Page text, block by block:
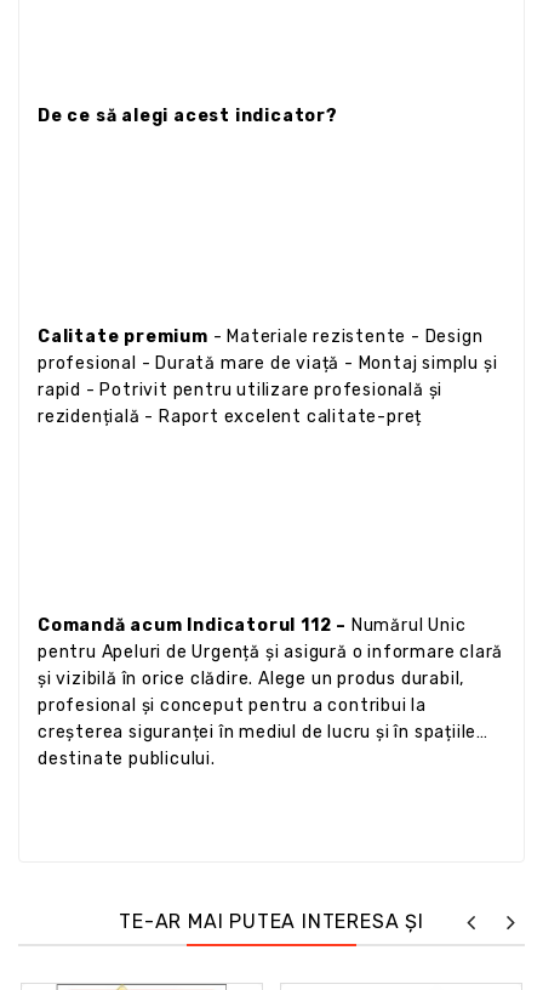
De ce să alegi acest indicator?
Calitate premium - Materiale rezistente - Design
profesional - Durată mare de viață - Montaj simplu și
rapid - Potrivit pentru utilizare profesională și
rezidențială - Raport excelent calitate-preț
Comandă acum Indicatorul 112 – Numărul Unic
pentru Apeluri de Urgență și asigură o informare clară
și vizibilă în orice clădire. Alege un produs durabil,
profesional și conceput pentru a contribui la
creșterea siguranței în mediul de lucru și în spațiile
destinate publicului.
TE-AR MAI PUTEA INTERESA ȘI